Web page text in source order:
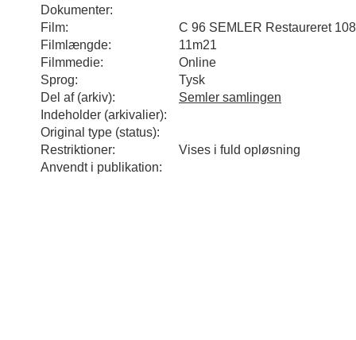
Dokumenter:
Film:
C 96 SEMLER Restaureret
Filmlængde:
11m21
Filmmedie:
Online
Sprog:
Tysk
Del af (arkiv):
Semler samlingen
Indeholder (arkivalier):
Original type (status):
Restriktioner:
Vises i fuld opløsning
Anvendt i publikation: